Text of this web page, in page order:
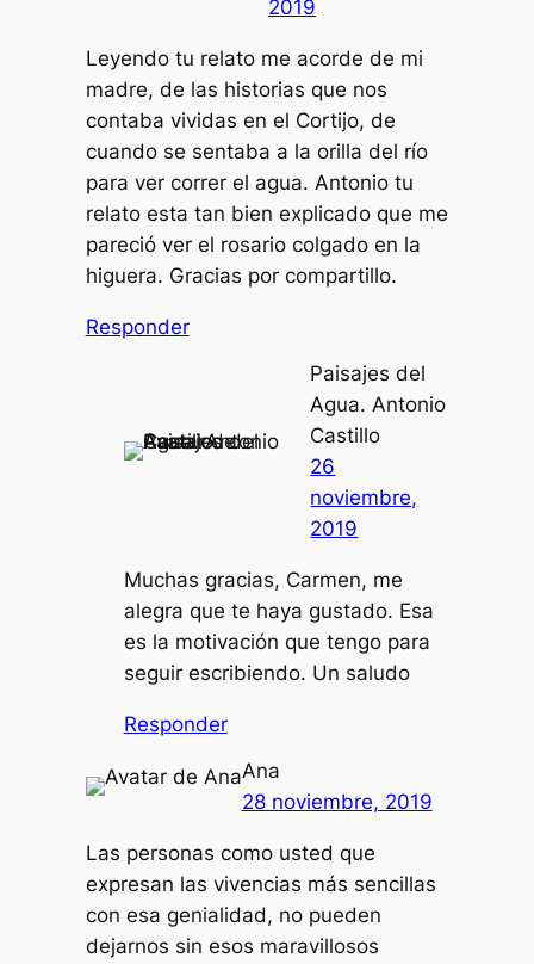
2019
Leyendo tu relato me acorde de mi
madre, de las historias que nos
contaba vividas en el Cortijo, de
cuando se sentaba a la orilla del río
para ver correr el agua. Antonio tu
relato esta tan bien explicado que me
pareció ver el rosario colgado en la
higuera. Gracias por compartillo.
Responder
Paisajes del
Agua. Antonio
Castillo
26
noviembre,
2019
Muchas gracias, Carmen, me
alegra que te haya gustado. Esa
es la motivación que tengo para
seguir escribiendo. Un saludo
Responder
Ana
28 noviembre, 2019
Las personas como usted que
expresan las vivencias más sencillas
con esa genialidad, no pueden
dejarnos sin esos maravillosos